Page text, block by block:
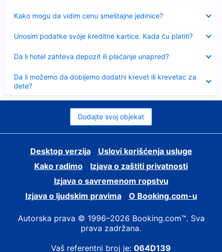
Kako mogu da vidim cenu smeštajne jedinice?
Unosim podatke svoje kreditne kartice. Kada ću platiti?
Da li hotel zahteva depozit ili plaćanje unapred?
Da li možemo da dobijemo dodatni krevet ili krevetac za
dete?
Dodajte svoj objekat
Desktop verzija
Uslovi korišćenja usluge
Kako radimo
Izjava o zaštiti privatnosti
Izjava o savremenom ropstvu
Izjava o ljudskim pravima
О Booking.com-u
Autorska prava © 1996–2026 Booking.com™. Sva
prava zadržana.
Vaš referentni broj je: 064D139